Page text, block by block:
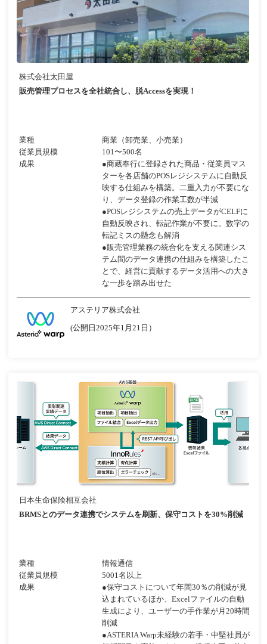
株式会社太田屋
販売管理プロセスを全社統合し、脱Accessを実現！
業種
商業（卸売業、小売業）
従業員規模
101〜500名
成果
●商蔵奉行に登録された商品・従業員マス
ターを各店舗のPOSレジシステムに自動反
映する仕組みを構築。二重入力が不要にな
り、データ登録の作業工数が半減
●POSレジシステムの売上データがCELFに
自動反映され、転記作業が不要に。数字の
転記ミスの懸念も解消
●販売管理業務の統合化を支える関連シス
テム間のデータ連携の仕組みを構築したこ
とで、経営に貢献するデータ活用への大き
な一歩を踏み出せた
アステリア株式会社
(公開日2025年1月21日）
日本生命保険相互会社
BRMSとのデータ連携でシステムを刷新、保守コストを30%削減
業種
情報通信
従業員規模
5001名以上
成果
●保守コストについて年間30％の削減が見
込まれているほか、Excelファイルの自動
生成により、ユーザーの手作業が月20時間
削減
●ASTERIA Warp未経験の若手・中堅社員が